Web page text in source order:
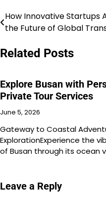
Post
How Innovative Startups
the Future of Global
Related Posts
Explore Busan with
Private Tour Services
June 5, 2026
Gateway to Coastal
ExplorationExperience the
of Busan through its ocean
Leave a Reply